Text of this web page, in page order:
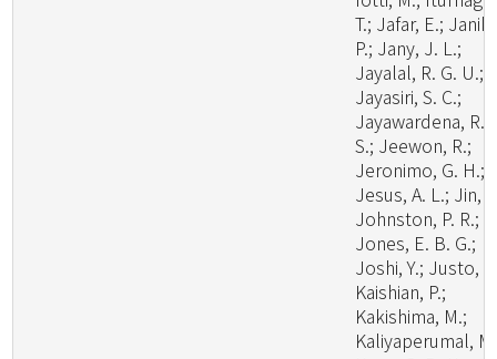
T.; Jafar, E.; Janik,
P.; Jany, J. L.;
Jayalal, R. G. U.;
Jayasiri, S. C.;
Jayawardena, R.
S.; Jeewon, R.;
Jeronimo, G. H.;
Jesus, A. L.; Jin,
Johnston, P. R.;
Jones, E. B. G.;
Joshi, Y.; Justo,
Kaishian, P.;
Kakishima, M.;
Kaliyaperumal,